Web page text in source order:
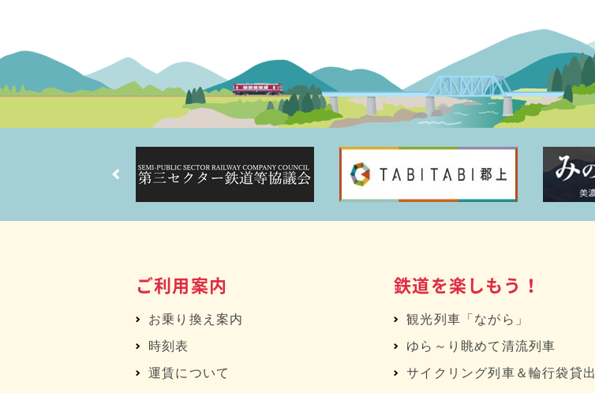
ご利用案内
お乗り換え案内
時刻表
運賃について
鉄道を楽しもう！
観光列車「ながら」
ゆら～り眺めて清流列車
サイクリング列車＆輪行袋貸出